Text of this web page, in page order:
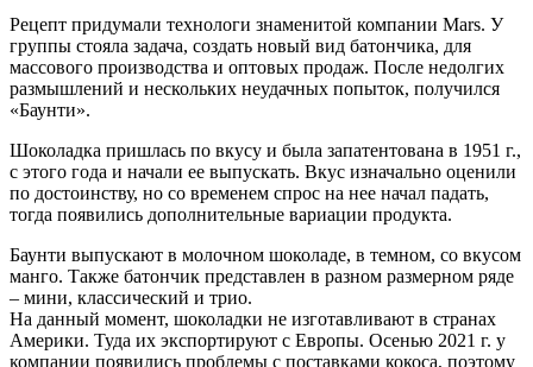
Рецепт придумали технологи знаменитой компании Mars. У
группы стояла задача, создать новый вид батончика, для
массового производства и оптовых продаж. После недолгих
размышлений и нескольких неудачных попыток, получился
«Баунти».
Шоколадка пришлась по вкусу и была запатентована в 1951 г.,
с этого года и начали ее выпускать. Вкус изначально оценили
по достоинству, но со временем спрос на нее начал падать,
тогда появились дополнительные вариации продукта.
Баунти выпускают в молочном шоколаде, в темном, со вкусом
манго. Также батончик представлен в разном размерном ряде
– мини, классический и трио.
На данный момент, шоколадки не изготавливают в странах
Америки. Туда их экспортируют с Европы. Осенью 2021 г. у
компании появились проблемы с поставками кокоса, поэтому